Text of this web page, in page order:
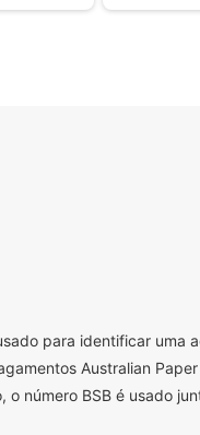
para identificar uma
Australian
o número BSB é usado